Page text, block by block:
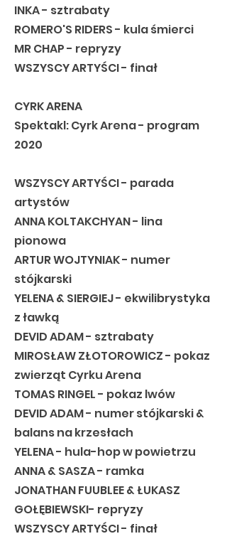
INKA - sztrabaty
ROMERO'S RIDERS - kula śmierci
MR CHAP - repryzy
WSZYSCY ARTYŚCI - finał
CYRK ARENA
Spektakl: Cyrk Arena - program
2020
WSZYSCY ARTYŚCI - parada
artystów
ANNA KOLTAKCHYAN - lina
pionowa
ARTUR WOJTYNIAK - numer
stójkarski
YELENA & SIERGIEJ - ekwilibrystyka
z ławką
DEVID ADAM - sztrabaty
MIROSŁAW ZŁOTOROWICZ - pokaz
zwierząt Cyrku Arena
TOMAS RINGEL - pokaz lwów
DEVID ADAM - numer stójkarski &
balans na krzesłach
YELENA - hula-hop w powietrzu
ANNA & SASZA - ramka
JONATHAN FUUBLEE & ŁUKASZ
GOŁĘBIEWSKI- repryzy
WSZYSCY ARTYŚCI - finał